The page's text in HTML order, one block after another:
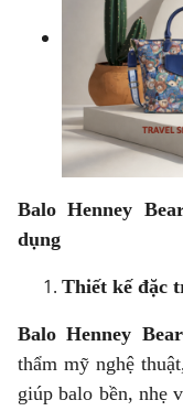
Balo Henney
dụng
Thiết kế đặc
Balo Henney Bear
thẩm mỹ nghệ
giúp balo bền, nhẹ